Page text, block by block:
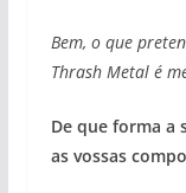
Bem, o que
Thrash Metal é
De que forma a
as vossas